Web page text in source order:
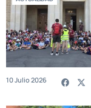
10 Julio 2026